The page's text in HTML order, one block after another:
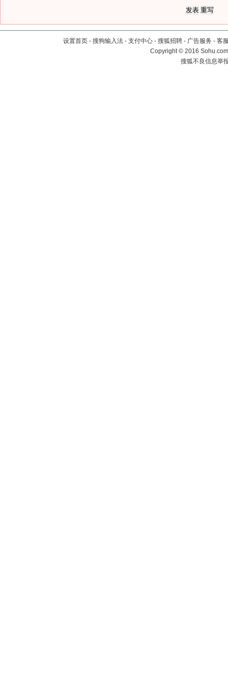
设置首页 - 搜狗输入法 - 支付中心 - 搜狐招聘 - 广告服务 - 客
Copyright©2016
搜狐不良信息举